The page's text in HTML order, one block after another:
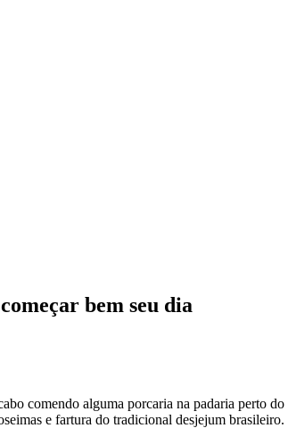
bem seu dia
comendo alguma porcaria na padaria perto
e fartura do tradicional desjejum brasileiro.